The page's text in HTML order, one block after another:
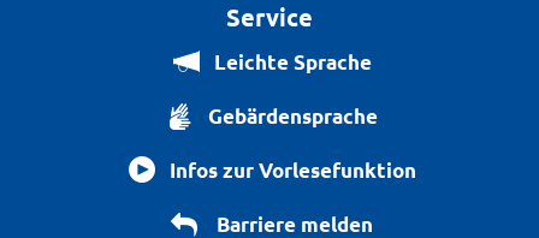
Service
Leichte Sprache
Gebärdensprache
Infos zur Vorlesefunktion
Barriere melden